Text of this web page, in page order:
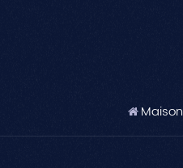
Maison